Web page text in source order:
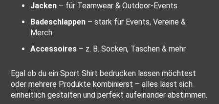
Jacken – für Teamwear & Outdoor-Events
Badeschlappen – stark für Events, Vereine &
Merch
Accessoires – z. B. Socken, Taschen & mehr
Egal ob du ein Sport Shirt bedrucken lassen möchtest
oder mehrere Produkte kombinierst – alles lässt sich
einheitlich gestalten und perfekt aufeinander abstimmen.